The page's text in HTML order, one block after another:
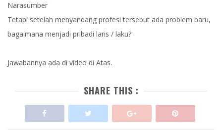
Narasumber
Tetapi setelah menyandang profesi tersebut ada problem baru,
bagaimana menjadi pribadi laris / laku?
Jawabannya ada di video di Atas.
SHARE THIS :